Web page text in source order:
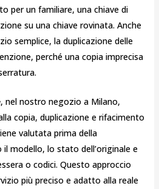
per un familiare, una chiave di
su una chiave rovinata. Anche
semplice, la duplicazione delle
perché una copia imprecisa
, nel nostro negozio a Milano,
copia, duplicazione e rifacimento
valutata prima della
modello, lo stato dell’originale e
o codici. Questo approccio
più preciso e adatto alla reale